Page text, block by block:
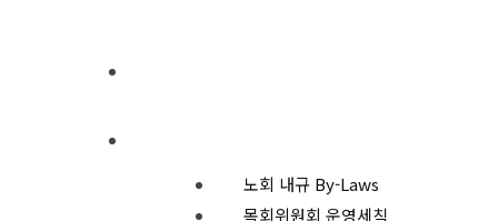
노회 내규 By-Laws
목회위원회 운영세칙